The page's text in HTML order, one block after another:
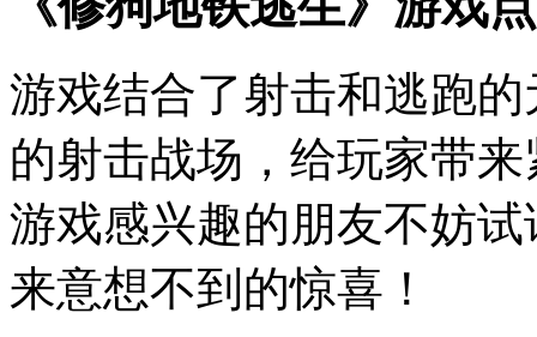
游戏结合了射击和逃跑
的射击战场，给玩家带
游戏感兴趣的朋友不妨
来意想不到的惊喜！